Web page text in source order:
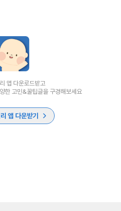
앱 다운로드받고
한 고민&꿀팁글을 구경해보세요
앱 다운받기